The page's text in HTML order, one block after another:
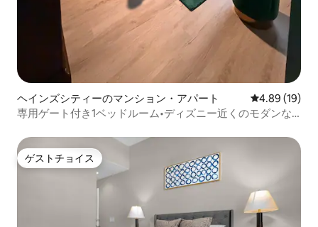
ヘインズシティーのマンション・アパート レビュー19
4.89 (19)
専用ゲート付き1ベッドルーム•ディズニー近くのモダンな
ゲストチョイス
ゲストチョイス